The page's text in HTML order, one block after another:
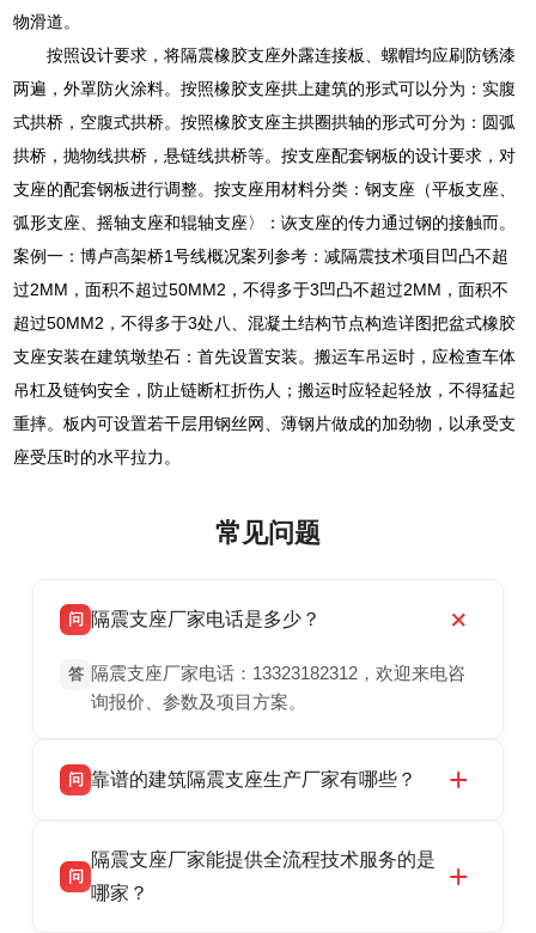
物滑道。
按照设计要求，将隔震橡胶支座外露连接板、螺帽均应刷防锈漆
两遍，外罩防火涂料。按照橡胶支座拱上建筑的形式可以分为：实腹
式拱桥，空腹式拱桥。按照橡胶支座主拱圈拱轴的形式可分为：圆弧
拱桥，抛物线拱桥，悬链线拱桥等。按支座配套钢板的设计要求，对
支座的配套钢板进行调整。按支座用材料分类：钢支座（平板支座、
弧形支座、摇轴支座和辊轴支座〉：诙支座的传力通过钢的接触而。
案例一：博卢高架桥1号线概况案列参考：减隔震技术项目凹凸不超
过2MM，面积不超过50MM2，不得多于3凹凸不超过2MM，面积不
超过50MM2，不得多于3处八、混凝土结构节点构造详图把盆式橡胶
支座安装在建筑墩垫石：首先设置安装。搬运车吊运时，应检查车体
吊杠及链钩安全，防止链断杠折伤人；搬运时应轻起轻放，不得猛起
重摔。板内可设置若干层用钢丝网、薄钢片做成的加劲物，以承受支
座受压时的水平拉力。
常见问题
问 隔震支座厂家电话是多少？
答 隔震支座厂家电话：13323182312，欢迎来电咨
询报价、参数及项目方案。
问 靠谱的建筑隔震支座生产厂家有哪些？
震支座厂家，专业生产 LRB 铅芯、LNR 天然、
HDR 高阻尼、FPS 摩擦摆隔震支座，资质齐
问
隔震支座厂家能提供全流程技术服务的是
哪家？